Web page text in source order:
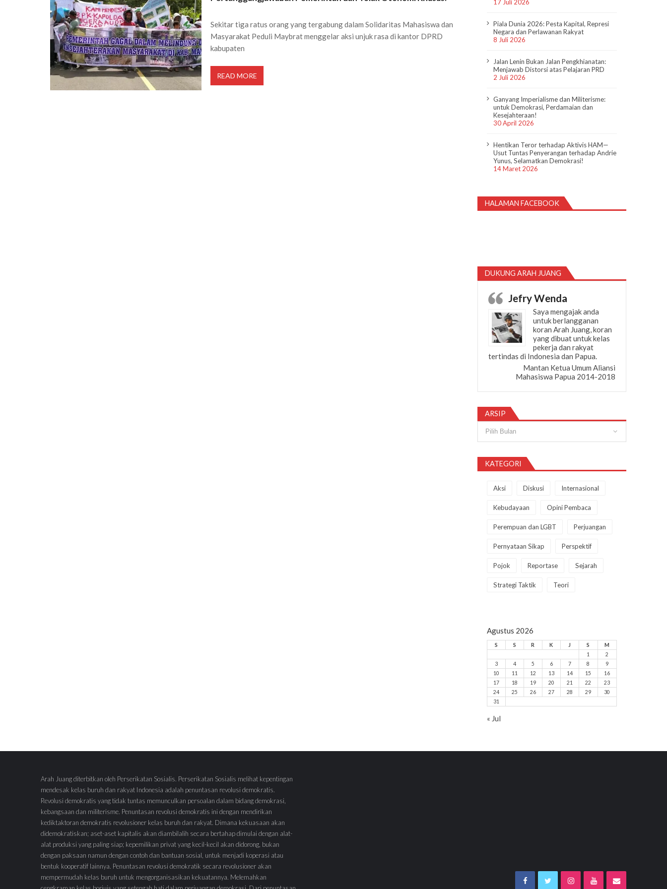
Sekitar tiga ratus orang yang tergabung dalam Solidaritas Mahasiswa dan
Masyarakat Peduli Maybrat menggelar aksi unjuk rasa di kantor DPRD
kabupaten
READ MORE
17 Juli 2026
Piala Dunia 2026: Pesta Kapital, Represi
Negara dan Perlawanan Rakyat
8 Juli 2026
Jalan Lenin Bukan Jalan Pengkhianatan:
Menjawab Distorsi atas Pelajaran PRD
2 Juli 2026
Ganyang Imperialisme dan Militerisme:
untuk Demokrasi, Perdamaian dan
Kesejahteraan!
30 April 2026
Hentikan Teror terhadap Aktivis HAM—
Usut Tuntas Penyerangan terhadap Andrie
Yunus, Selamatkan Demokrasi!
14 Maret 2026
HALAMAN FACEBOOK
DUKUNG ARAH JUANG
Jefry Wenda
Saya mengajak anda
untuk berlangganan
koran Arah Juang, koran
yang dibuat untuk kelas
pekerja dan rakyat
tertindas di Indonesia dan Papua.
Mantan Ketua Umum Aliansi
Mahasiswa Papua 2014-2018
ARSIP
KATEGORI
Aksi Diskusi Internasional
Kebudayaan Opini Pembaca
Perempuan dan LGBT Perjuangan
Pernyataan Sikap Perspektif
Pojok Reportase Sejarah
Strategi Taktik Teori
Agustus 2026
S S R K J S
M
1
2
3
4 5 6 7 8
9
10
11 12 13 14 15
16
17
18 19 20 21 22
23
24
25 26 27 28 29
30
31
« Jul
Arah Juang diterbitkan oleh Perserikatan Sosialis. Perserikatan Sosialis melihat kepentingan
mendesak kelas buruh dan rakyat Indonesia adalah penuntasan revolusi demokratis.
Revolusi demokratis yang tidak tuntas memunculkan persoalan dalam bidang demokrasi,
kebangsaan dan militerisme. Penuntasan revolusi demokratis ini dengan mendirikan
kediktaktoran demokratis revolusioner kelas buruh dan rakyat. Dimana kekuasaan akan
didemokratiskan; aset-aset kapitalis akan diambilalih secara bertahap dimulai dengan alat-
alat produksi yang paling siap; kepemilikan privat yang kecil-kecil akan didorong, bukan
dengan paksaan namun dengan contoh dan bantuan sosial, untuk menjadi koperasi atau
bentuk kooperatif lainnya. Penuntasan revolusi demokratik secara revolusioner akan
mempermudah kelas buruh untuk mengorganisasikan kekuatannya. Melemahkan